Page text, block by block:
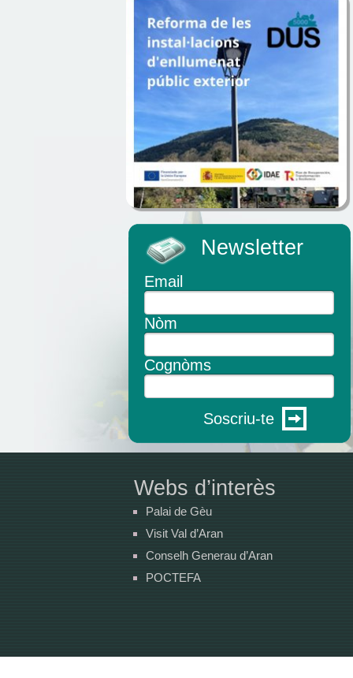
Newsletter
Email
Nòm
Cognòms
Soscriu-te
Webs d’interès
Palai de Gèu
Visit Val d’Aran
Conselh Generau d’Aran
POCTEFA